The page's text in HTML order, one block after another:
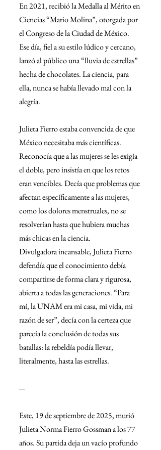
En 2021, recibió la Medalla al Mérito en
Ciencias “Mario Molina”, otorgada por
el Congreso de la Ciudad de México.
Ese día, fiel a su estilo lúdico y cercano,
lanzó al público una “lluvia de estrellas”
hecha de chocolates. La ciencia, para
ella, nunca se había llevado mal con la
alegría.
Julieta Fierro estaba convencida de que
México necesitaba más científicas.
Reconocía que a las mujeres se les exigía
el doble, pero insistía en que los retos
eran vencibles. Decía que problemas que
afectan específicamente a las mujeres,
como los dolores menstruales, no se
resolverían hasta que hubiera muchas
más chicas en la ciencia.
Divulgadora incansable, Julieta Fierro
defendía que el conocimiento debía
compartirse de forma clara y rigurosa,
abierta a todas las generaciones. “Para
mí, la UNAM era mi casa, mi vida, mi
razón de ser”, decía con la certeza que
parecía la conclusión de todas sus
batallas: la rebeldía podía llevar,
literalmente, hasta las estrellas.
---
Este, 19 de septiembre de 2025, murió
Julieta Norma Fierro Gossman a los 77
años. Su partida deja un vacío profundo